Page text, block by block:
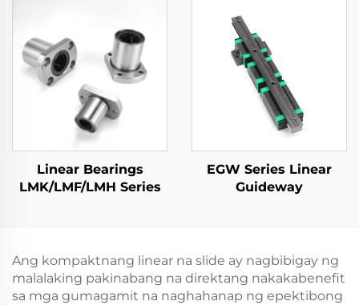
Linear Bearings
LMK/LMF/LMH Series
EGW Series Linear
Guideway
Ang kompaktnang linear na slide ay nagbibigay ng
malalaking pakinabang na direktang nakakabenefit
sa mga gumagamit na naghahanap ng epektibong